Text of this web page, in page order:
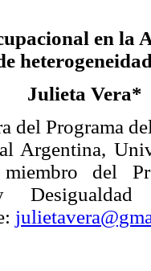
en la
Julieta Vera*
del Programa
Argentina,
del